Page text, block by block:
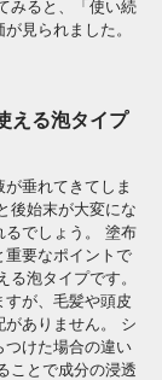
みると、「使い続
見られました。
える泡タイプ
垂れてきてしま
後始末が大変にな
るでしょう。 塗布
重要なポイントで
泡タイプです。
が、毛髪や頭皮
ありません。 シ
つけた場合の違い
ことで成分の浸透